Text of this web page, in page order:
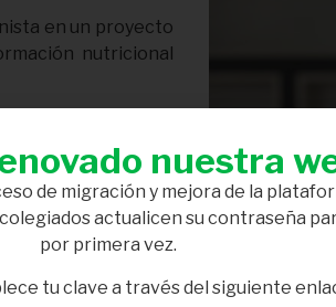
en un proyecto
nutricional
Madrid (2007), en
actualmente su
la Manga (antiguo
y 2009).
nuestra
de migración y mejora de la
actualicen su contraseña
por primera vez.
tu clave a través del siguiente